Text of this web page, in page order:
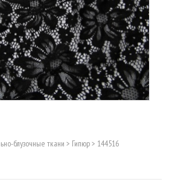
блузочные ткани > Гипюр> 144516